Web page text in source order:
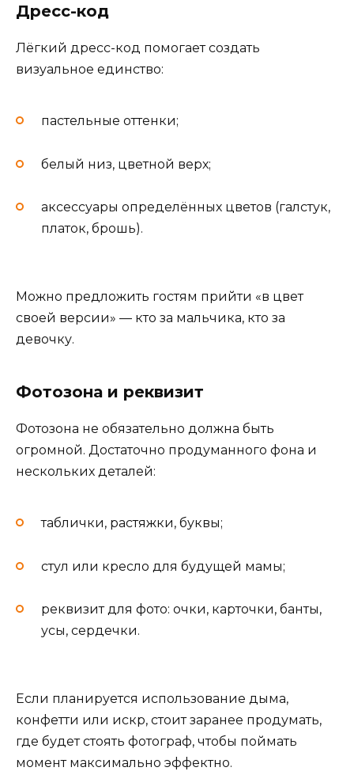
Дресс-код
Лёгкий дресс-код помогает создать
визуальное единство:
пастельные оттенки;
белый низ, цветной верх;
аксессуары определённых цветов (галстук,
платок, брошь).
Можно предложить гостям прийти «в цвет
своей версии» — кто за мальчика, кто за
девочку.
Фотозона и реквизит
Фотозона не обязательно должна быть
огромной. Достаточно продуманного фона и
нескольких деталей:
таблички, растяжки, буквы;
стул или кресло для будущей мамы;
реквизит для фото: очки, карточки, банты,
усы, сердечки.
Если планируется использование дыма,
конфетти или искр, стоит заранее продумать,
где будет стоять фотограф, чтобы поймать
момент максимально эффектно.